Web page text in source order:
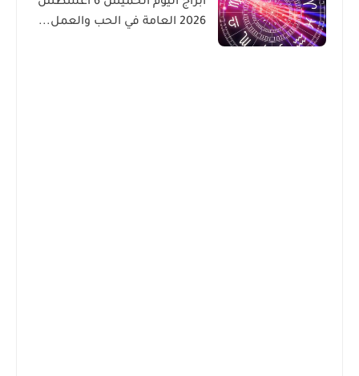
2026 العامة في الحب والعمل...